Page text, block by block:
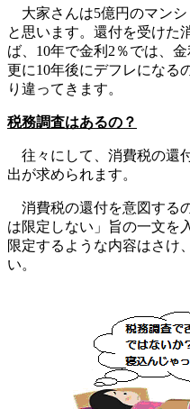
大家さんは5億円のマンシ
と思います。還付を受けた
ば、10年で金利2％では、
更に10年後にデフレになる
り違ってきます。
税務調査はあるの？
往々にして、消費税の還
出が求められます。
消費税の還付を意図する
は限定しない」旨の一文を
限定するような内容はさけ
い。